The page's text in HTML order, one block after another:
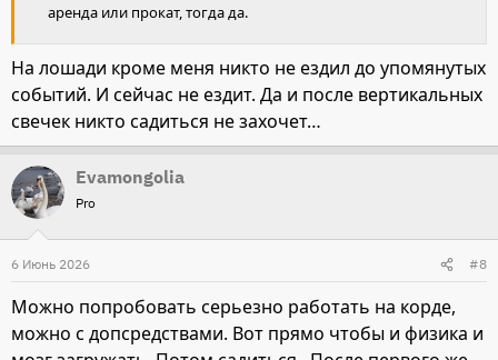
аренда или прокат, тогда да.
На лошади кроме меня никто не ездил до упомянутых
событий. И сейчас не ездит. Да и после вертикальных
свечек никто садиться не захочет…
Evamongolia
Pro
6 Июнь 2026 #8
Можно попробовать серьезно работать на корде,
можно с допсредствами. Вот прямо чтобы и физика и